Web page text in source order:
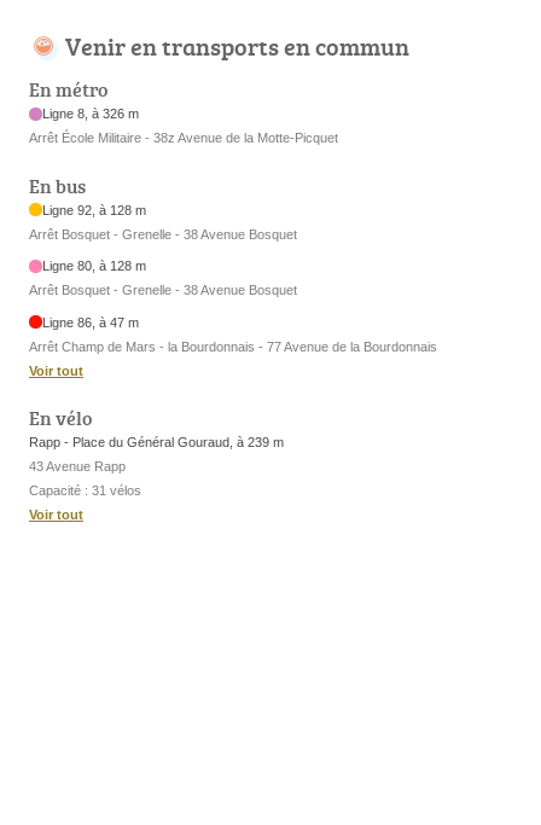
Venir en transports en commun
En métro
Ligne 8, à 326 m
Arrêt École Militaire - 38z Avenue de la Motte-Picquet
En bus
Ligne 92, à 128 m
Arrêt Bosquet - Grenelle - 38 Avenue Bosquet
Ligne 80, à 128 m
Arrêt Bosquet - Grenelle - 38 Avenue Bosquet
Ligne 86, à 47 m
Arrêt Champ de Mars - la Bourdonnais - 77 Avenue de la Bourdonnais
Voir tout
En vélo
Rapp - Place du Général Gouraud, à 239 m
43 Avenue Rapp
Capacité : 31 vélos
Voir tout